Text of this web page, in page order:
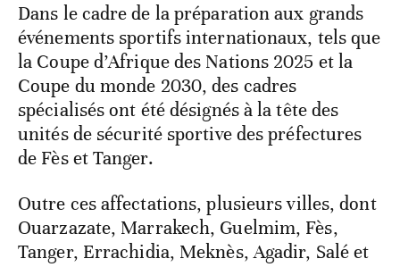
Dans le cadre de la préparation aux grands
événements sportifs internationaux, tels que
la Coupe d’Afrique des Nations 2025 et la
Coupe du monde 2030, des cadres
spécialisés ont été désignés à la tête des
unités de sécurité sportive des préfectures
de Fès et Tanger.
Outre ces affectations, plusieurs villes, dont
Ouarzazate, Marrakech, Guelmim, Fès,
Tanger, Errachidia, Meknès, Agadir, Salé et